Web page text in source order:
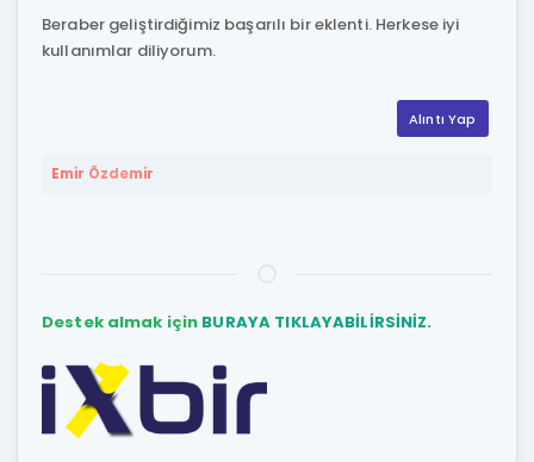
Beraber geliştirdiğimiz başarılı bir eklenti. Herkese iyi
kullanımlar diliyorum.
Alıntı Yap
Emir Özdemir
Destek almak için BURAYA TIKLAYABİLİRSİNİZ.